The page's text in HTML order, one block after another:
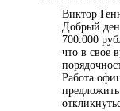
Виктор
Добрый
700.000
что в свое
Работа